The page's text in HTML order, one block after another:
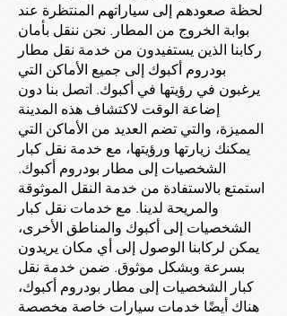
لحظة صعودهم إلى سياراتهم المنتظرة عند
بوابة الخروج من المطار. نحن ننقل بأمان
ركابنا الذين يستفيدون من خدمة نقل مطار
بودروم أكبوك إلى جميع الأماكن التي
يرغبون في رؤيتها في أكبوك. اتصل بنا دون
إضاعة الوقت لاكتشاف هذه المدينة
المميزة، والتي تضم العديد من الأماكن التي
يمكنك زيارتها ورؤيتها، مع خدمة نقل كبار
الشخصيات إلى مطار بودروم أكبوك.
استمتع بالاستفادة من خدمة النقل الموثوقة
والمريحة لدينا. مع خدمات نقل كبار
الشخصيات إلى أكبوك والمناطق الأخرى،
يمكن لركابنا الوصول إلى أي مكان يريدون
بسرعة وبشكل موثوق. ضمن خدمة نقل
كبار الشخصيات إلى مطار بودروم أكبوك،
هناك أيضًا خدمات سيارات خاصة مخصصة